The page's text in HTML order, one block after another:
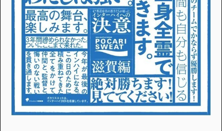
・マイナビティーンズについて
・個人情報について
・読者プレゼント
・利用規約
・お問い合わせ
・広告掲載のお問い合わせ